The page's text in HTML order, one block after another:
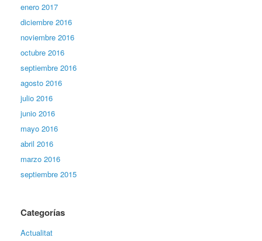
enero 2017
diciembre 2016
noviembre 2016
octubre 2016
septiembre 2016
agosto 2016
julio 2016
junio 2016
mayo 2016
abril 2016
marzo 2016
septiembre 2015
Categorías
Actualitat